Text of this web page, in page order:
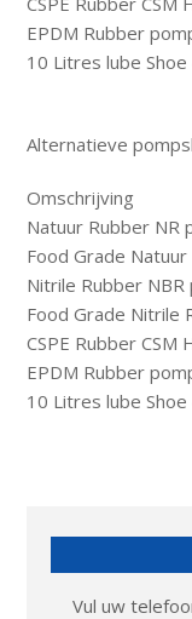
EPDM Rubber
10 Litres lube
Alternatieve
Omschrijving
Natuur Rubber NR
Food Grade
Nitrile Rubber
Food Grade Nitrile
CSPE Rubber
EPDM Rubber
10 Litres lube
Vul uw